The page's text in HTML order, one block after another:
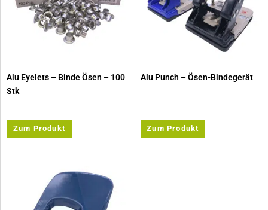
Alu Eyelets – Binde Ösen – 100
Stk
Zum Produkt
Alu Punch – Ösen-Bindegerät
Zum Produkt